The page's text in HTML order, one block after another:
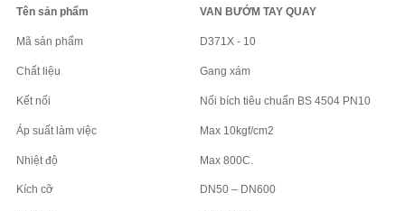
Tên sản phẩm VAN BƯỚM TAY QUAY
Mã sản phẩm D371X - 10
Chất liệu Gang xám
Kết nối Nối bích tiêu chuẩn BS 4504 PN10
Áp suất làm việc Max 10kgf/cm2
Nhiệt độ Max 800C.
Kích cỡ DN50 – DN600